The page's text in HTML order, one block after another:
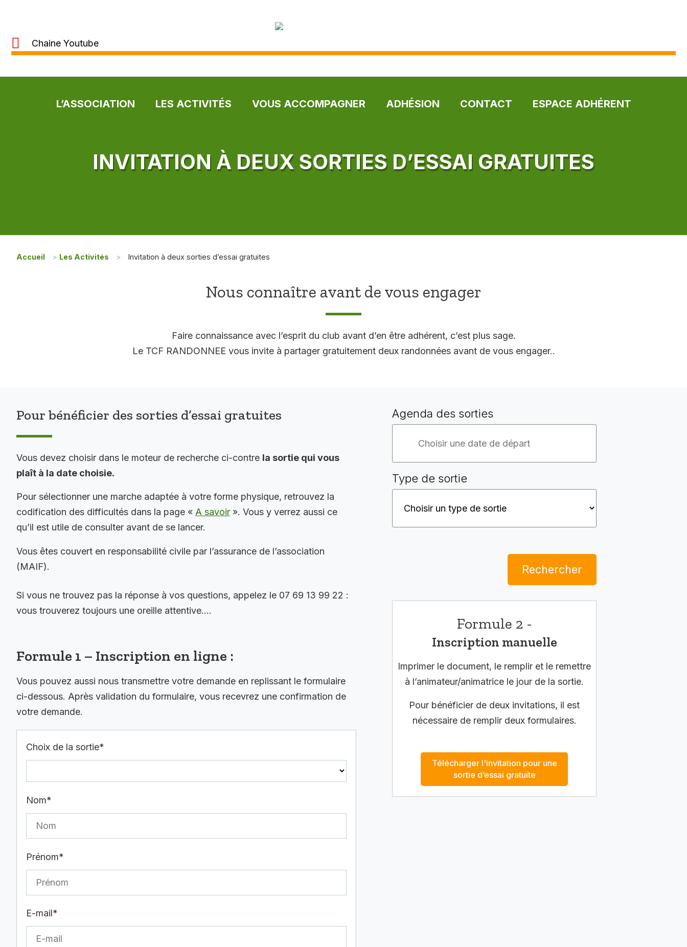
Chaine Youtube
L’ASSOCIATION LES ACTIVITÉS VOUS ACCOMPAGNER ADHÉSION CONTACT ESPACE ADHÉRENT
INVITATION À DEUX SORTIES D’ESSAI GRATUITES
Accueil > Les Activités > Invitation à deux sorties d’essai gratuites
Nous connaître avant de vous engager
Faire connaissance avec l’esprit du club avant d’en être adhérent, c’est plus sage.
Le TCF RANDONNEE vous invite à partager gratuitement deux randonnées avant de vous engager..
Pour bénéficier des sorties d’essai gratuites
Vous devez choisir dans le moteur de recherche ci-contre la sortie qui vous
plaît à la date choisie.
Pour sélectionner une marche adaptée à votre forme physique, retrouvez la
codification des difficultés dans la page « A savoir ». Vous y verrez aussi ce
qu’il est utile de consulter avant de se lancer.
Vous êtes couvert en responsabilité civile par l’assurance de l’association
(MAIF).
Si vous ne trouvez pas la réponse à vos questions, appelez le 07 69 13 99 22 :
vous trouverez toujours une oreille attentive….
Formule 1 – Inscription en ligne :
Vous pouvez aussi nous transmettre votre demande en replissant le formulaire
ci-dessous. Après validation du formulaire, vous recevrez une confirmation de
votre demande.
Choix de la sortie*
Nom*
Prénom*
E-mail*
Agenda des sorties
Type de sortie
Rechercher
Formule 2 -
Inscription manuelle
Imprimer le document, le remplir et le remettre
à l’animateur/animatrice le jour de la sortie.
Pour bénéficier de deux invitations, il est
nécessaire de remplir deux formulaires.
Télécharger l'invitation pour une
sortie d’essai gratuite